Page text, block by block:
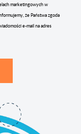
marketingowych w
że Państwa zgoda
e-mail na adres